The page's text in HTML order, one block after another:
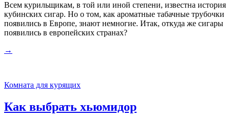
Всем курильщикам, в той или иной степени, известна история
кубинских сигар. Но о том, как ароматные табачные трубочки
появились в Европе, знают немногие. Итак, откуда же сигары
появились в европейских странах?
→
Комната для курящих
Как выбрать хьюмидор